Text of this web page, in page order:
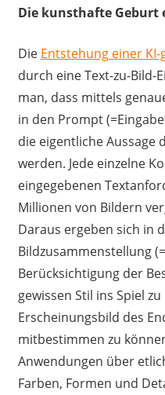
Die kunsthafte Geburt
Die Entstehung einer
durch eine Text-zu-Bild-
man, dass mittels
in den Prompt
die eigentliche Aussage
werden. Jede einzelne
eingegebenen
Millionen von Bildern
Daraus ergeben sich in
Bildzusammenstellung
Berücksichtigung der
gewissen Stil ins Spiel
Erscheinungsbild des
mitbestimmen zu
Anwendungen über
Farben, Formen und